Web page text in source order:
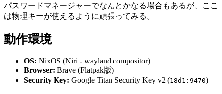
パスワードマネージャーでなんとかなる場合もあるが、ここ
は物理キーが使えるように頑張ってみる。
動作環境
OS: NixOS (Niri - wayland compositor)
Browser: Brave (Flatpak版)
Security Key: Google Titan Security Key v2 (18d1:9470)